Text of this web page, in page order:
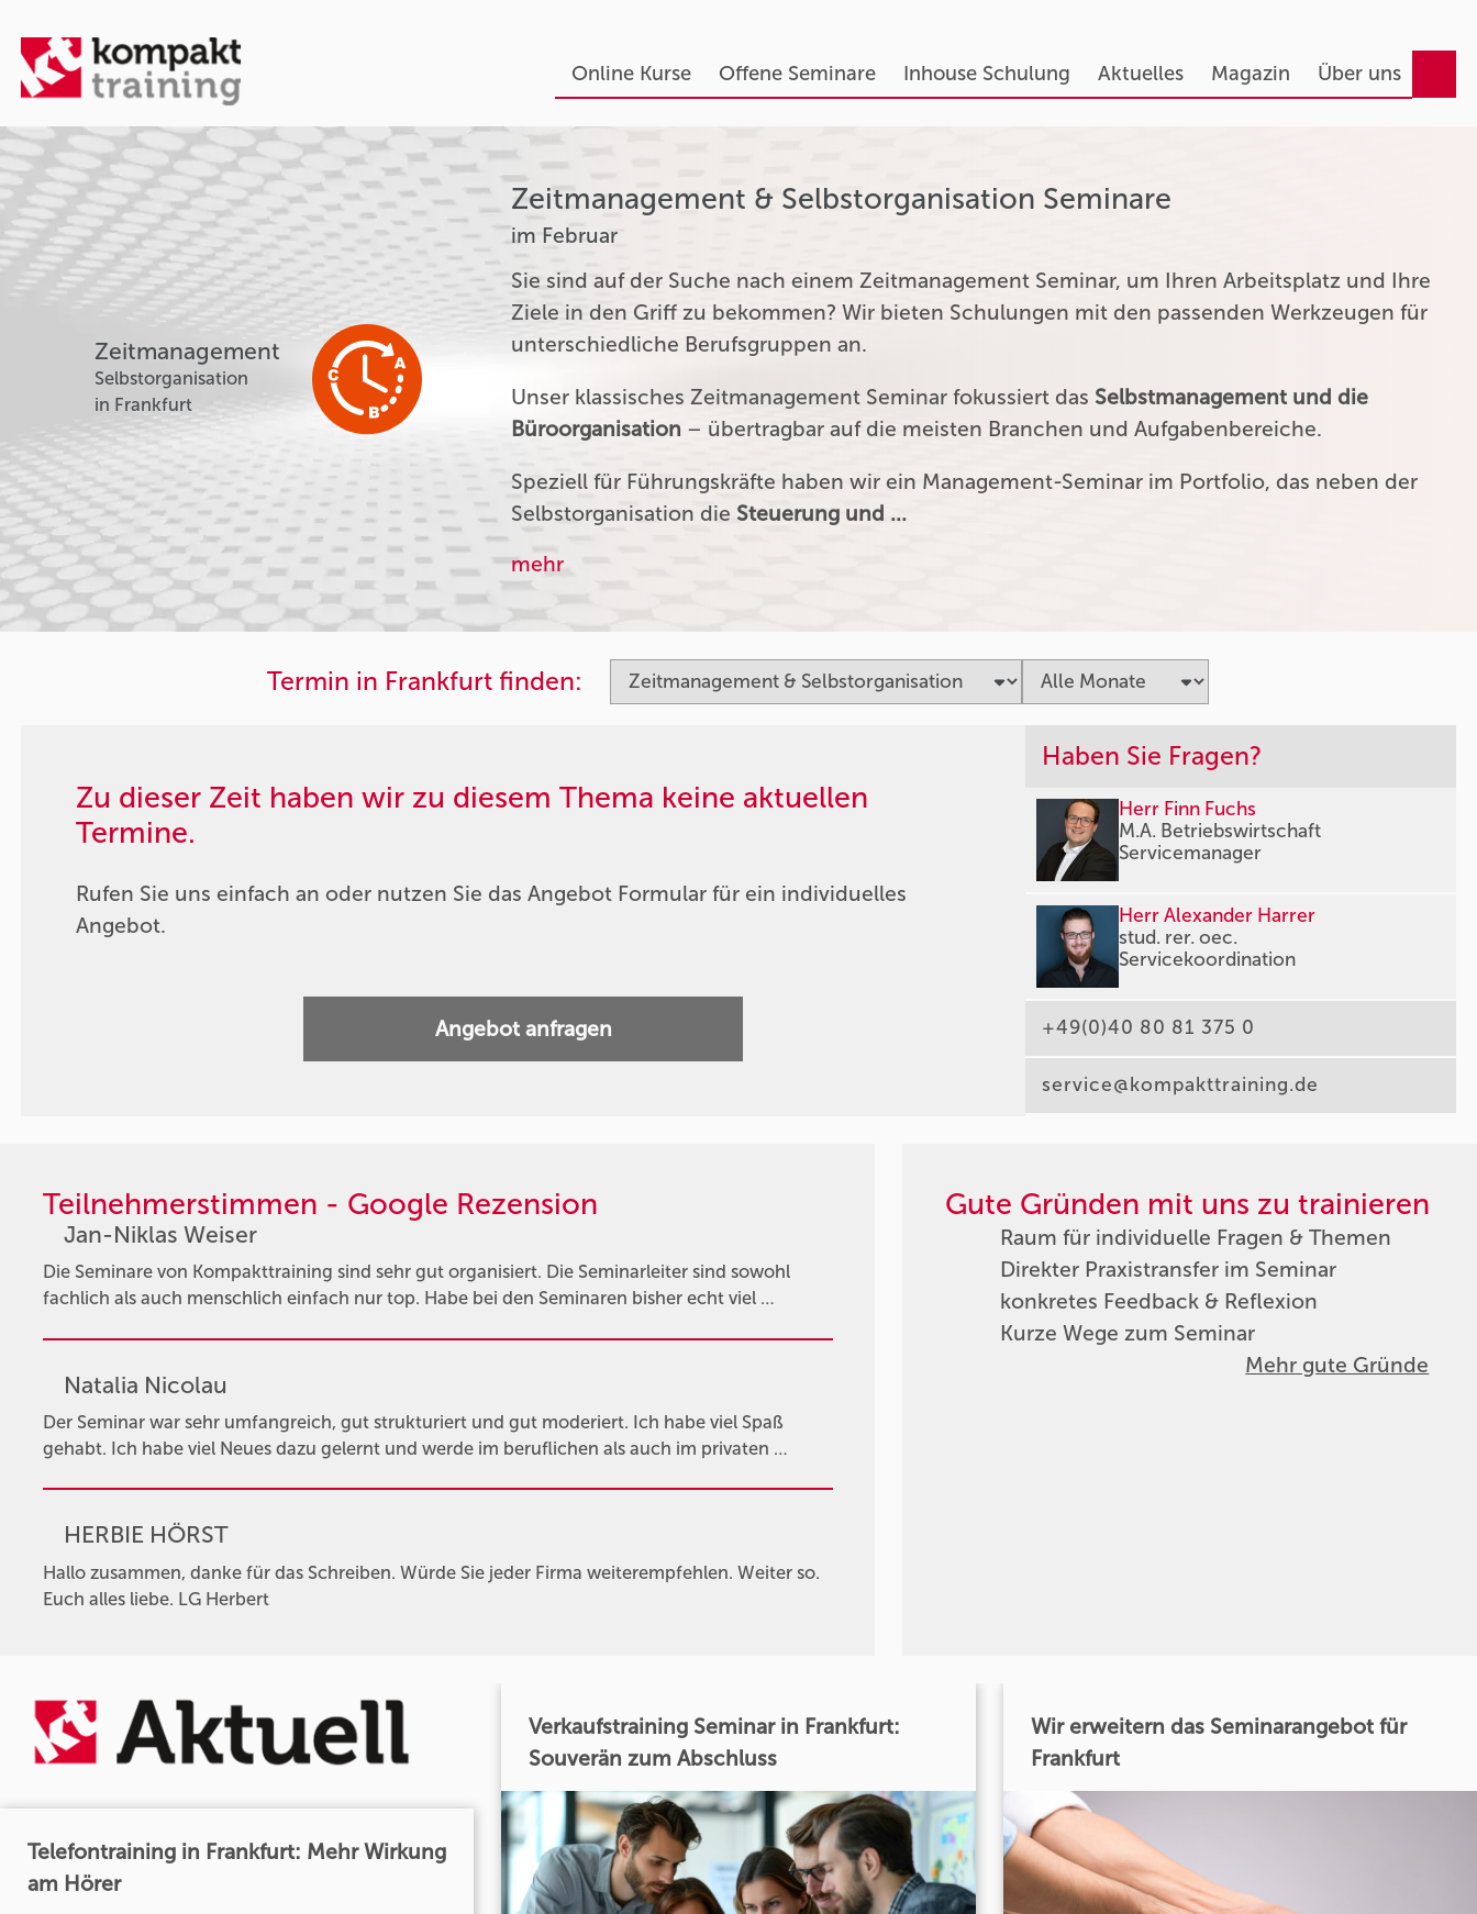
Online Kurse Offene Seminare Inhouse Schulung Aktuelles Magazin Über uns
Zeitmanagement
Selbstorganisation
in Frankfurt
Zeitmanagement & Selbstorganisation Seminare
im Februar
Sie sind auf der Suche nach einem Zeitmanagement Seminar, um Ihren Arbeitsplatz und Ihre
Ziele in den Griff zu bekommen? Wir bieten Schulungen mit den passenden Werkzeugen für
unterschiedliche Berufsgruppen an.
Unser klassisches Zeitmanagement Seminar fokussiert das Selbstmanagement und die
Büroorganisation – übertragbar auf die meisten Branchen und Aufgabenbereiche.
Speziell für Führungskräfte haben wir ein Management-Seminar im Portfolio, das neben der
Selbstorganisation die Steuerung und …
mehr
Termin in Frankfurt finden:
Zu dieser Zeit haben wir zu diesem Thema keine aktuellen
Termine.
Rufen Sie uns einfach an oder nutzen Sie das Angebot Formular für ein individuelles
Angebot.
Angebot anfragen
Haben Sie Fragen?
Herr Finn Fuchs
M.A. Betriebswirtschaft
Servicemanager
Herr Alexander Harrer
stud. rer. oec.
Servicekoordination
+49(0)40 80 81 375 0
service@kompakttraining.de
Teilnehmerstimmen - Google Rezension
Jan-Niklas Weiser
Die Seminare von Kompakttraining sind sehr gut organisiert. Die Seminarleiter sind sowohl
fachlich als auch menschlich einfach nur top. Habe bei den Seminaren bisher echt viel …
Natalia Nicolau
Der Seminar war sehr umfangreich, gut strukturiert und gut moderiert. Ich habe viel Spaß
gehabt. Ich habe viel Neues dazu gelernt und werde im beruflichen als auch im privaten …
HERBIE HÖRST
Hallo zusammen, danke für das Schreiben. Würde Sie jeder Firma weiterempfehlen. Weiter so.
Euch alles liebe. LG Herbert
Gute Gründen mit uns zu trainieren
Raum für individuelle Fragen & Themen
Direkter Praxistransfer im Seminar
konkretes Feedback & Reflexion
Kurze Wege zum Seminar
Mehr gute Gründe
Telefontraining in Frankfurt: Mehr Wirkung
am Hörer
Verkaufstraining Seminar in Frankfurt:
Souverän zum Abschluss
Wir erweitern das Seminarangebot für
Frankfurt